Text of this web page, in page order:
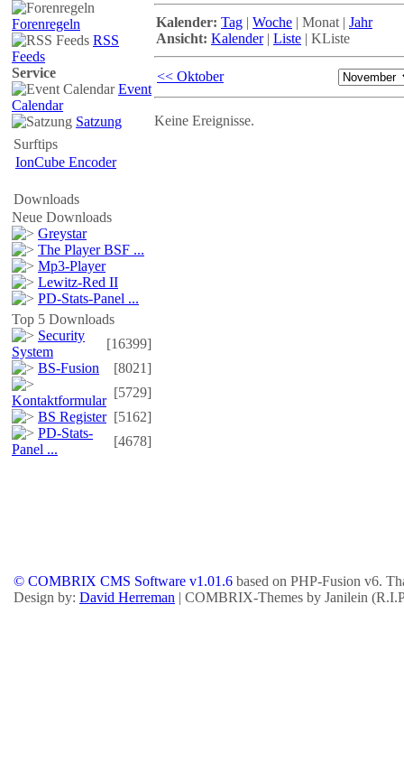
Forenregeln
RSS
Feeds
Service
Event
Calendar
Satzung
Surftips
IonCube Encoder
Downloads
Neue Downloads
Greystar
The Player BSF ...
Mp3-Player
Lewitz-Red II
PD-Stats-Panel ...
Top 5 Downloads
Security
System
[16399]
BS-Fusion
[8021]
Kontaktformular
[5729]
BS Register [5162]
PD-Stats-
Panel ...
[4678]
Kalender: Tag | Woche | Monat | Jahr
Ansicht: Kalender| Liste | KListe
<< Oktober
Keine Ereignisse.
© COMBRIX CMS Software v1.01.6 based on PHP-Fusion v6.
Design by: David Herreman | COMBRIX-Themes by Janilein